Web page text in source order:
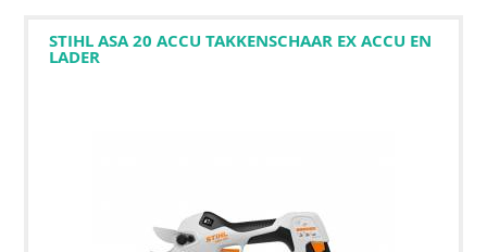
STIHL ASA 20 ACCU TAKKENSCHAAR EX ACCU EN
LADER